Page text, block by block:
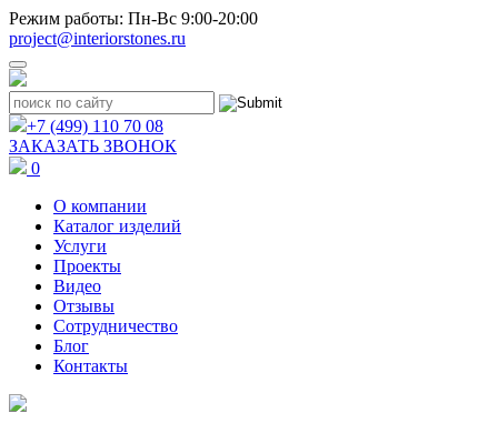
Режим работы: Пн-Вс 9:00-20:00
project@interiorstones.ru
+7 (499) 110 70 08
ЗАКАЗАТЬ ЗВОНОК
0
О компании
Каталог изделий
Услуги
Проекты
Видео
Отзывы
Сотрудничество
Блог
Контакты